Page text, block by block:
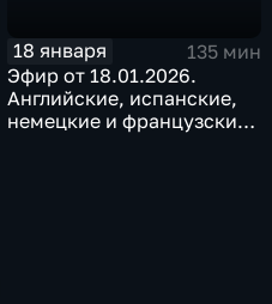
18 января
135 мин
Эфир от 18.01.2026.
Английские, испанские,
немецкие и французские